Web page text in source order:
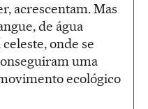
acrescentam. Mas
de água
onde se
uma
ecológico